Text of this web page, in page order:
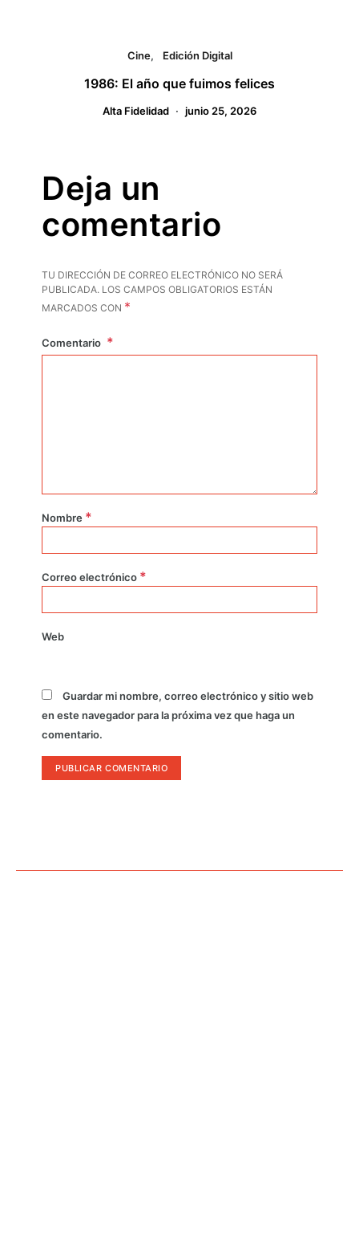
Cine Edición Digital
1986: El año que fuimos felices
Alta Fidelidad junio 25, 2026
Deja un
comentario
TU DIRECCIÓN DE CORREO ELECTRÓNICO NO SERÁ
PUBLICADA. LOS CAMPOS OBLIGATORIOS ESTÁN
MARCADOS CON *
Comentario
Nombre *
Correo electrónico *
Web
Guardar mi nombre, correo electrónico y sitio web
en este navegador para la próxima vez que haga un
comentario.